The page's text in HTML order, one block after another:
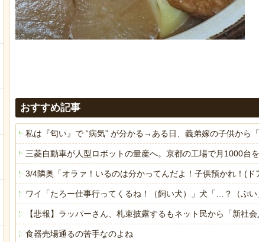
おすすめ記事
私は『匂い』で “病気” が分かる→ある日、義弟嫁の子供から
三菱自動車が人型ロボットの量産へ。京都の工場で月1000台
3/4隣奥「オラァ！いるのは分かってんだよ！子供預かれ！(
ワイ「たろー仕事行ってくるね！（飼い犬）」犬「…？（ぷい
【悲報】ラッパーさん、札束披露するもネット民から「新社
食器売場通るの苦手なのよね